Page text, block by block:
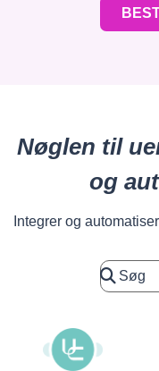
Nøglen til
og
Integrer og